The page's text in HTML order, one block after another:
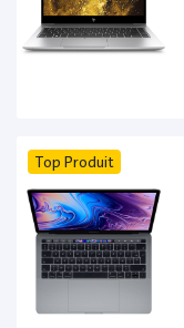
Top Produit